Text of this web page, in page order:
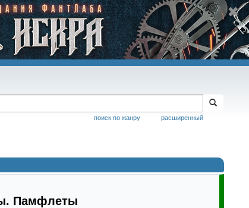
расширенный
поиск по жанру
Памфлеты